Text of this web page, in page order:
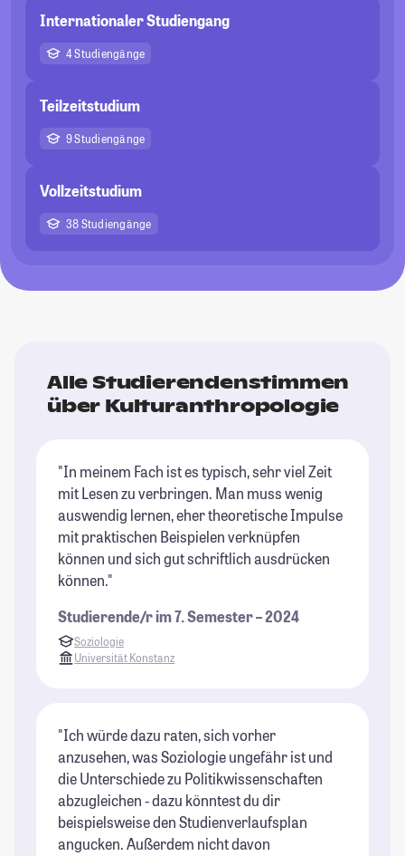
Internationaler Studiengang
4 Studiengänge
Teilzeitstudium
9 Studiengänge
Vollzeitstudium
38 Studiengänge
Alle Studierendenstimmen
über Kulturanthropologie
"In meinem Fach ist es typisch, sehr viel Zeit
mit Lesen zu verbringen. Man muss wenig
auswendig lernen, eher theoretische Impulse
mit praktischen Beispielen verknüpfen
können und sich gut schriftlich ausdrücken
können."
Studierende/r im 7. Semester – 2024
Soziologie
Universität Konstanz
"Ich würde dazu raten, sich vorher
anzusehen, was Soziologie ungefähr ist und
die Unterschiede zu Politikwissenschaften
abzugleichen - dazu könntest du dir
beispielsweise den Studienverlaufsplan
angucken. Außerdem nicht davon